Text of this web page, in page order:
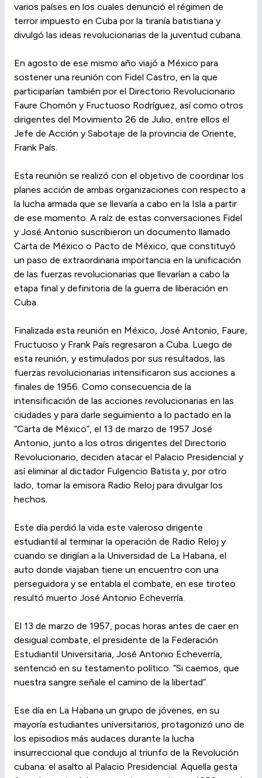
varios países en los cuales denunció el régimen de
terror impuesto en Cuba por la tiranía batistiana y
divulgó las ideas revolucionarias de la juventud cubana.
En agosto de ese mismo año viajó a México para
sostener una reunión con Fidel Castro, en la que
participarían también por el Directorio Revolucionario
Faure Chomón y Fructuoso Rodríguez, así como otros
dirigentes del Movimiento 26 de Julio, entre ellos el
Jefe de Acción y Sabotaje de la provincia de Oriente,
Frank País.
Esta reunión se realizó con el objetivo de coordinar los
planes acción de ambas organizaciones con respecto a
la lucha armada que se llevaría a cabo en la Isla a partir
de ese momento. A raíz de estas conversaciones Fidel
y José Antonio suscribieron un documento llamado
Carta de México o Pacto de México, que constituyó
un paso de extraordinaria importancia en la unificación
de las fuerzas revolucionarias que llevarían a cabo la
etapa final y definitoria de la guerra de liberación en
Cuba.
Finalizada esta reunión en México, José Antonio, Faure,
Fructuoso y Frank País regresaron a Cuba. Luego de
esta reunión, y estimulados por sus resultados, las
fuerzas revolucionarias intensificaron sus acciones a
finales de 1956. Como consecuencia de la
intensificación de las acciones revolucionarias en las
ciudades y para darle seguimiento a lo pactado en la
“Carta de México”, el 13 de marzo de 1957 José
Antonio, junto a los otros dirigentes del Directorio
Revolucionario, deciden atacar el Palacio Presidencial y
así eliminar al dictador Fulgencio Batista y, por otro
lado, tomar la emisora Radio Reloj para divulgar los
hechos.
Este día perdió la vida este valeroso dirigente
estudiantil al terminar la operación de Radio Reloj y
cuando se dirigían a la Universidad de La Habana, el
auto donde viajaban tiene un encuentro con una
perseguidora y se entabla el combate, en ese tiroteo
resultó muerto José Antonio Echeverría.
El 13 de marzo de 1957, pocas horas antes de caer en
desigual combate, el presidente de la Federación
Estudiantil Universitaria, José Antonio Echeverría,
sentenció en su testamento político. “Si caemos, que
nuestra sangre señale el camino de la libertad”.
Ese día en La Habana un grupo de jóvenes, en su
mayoría estudiantes universitarios, protagonizó uno de
los episodios más audaces durante la lucha
insurreccional que condujo al triunfo de la Revolución
cubana: el asalto al Palacio Presidencial. Aquella gesta